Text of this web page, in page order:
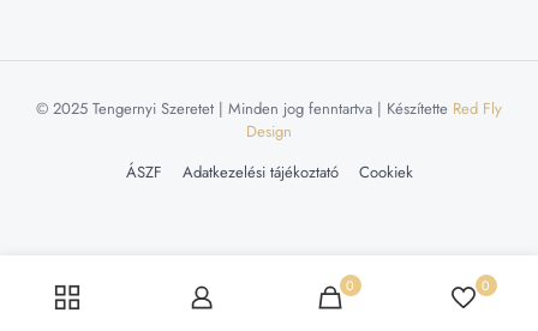
© 2025 Tengernyi Szeretet | Minden jog fenntartva | Készítette Red Fly
Design
ÁSZF
Adatkezelési tájékoztató Cookiek
0 0